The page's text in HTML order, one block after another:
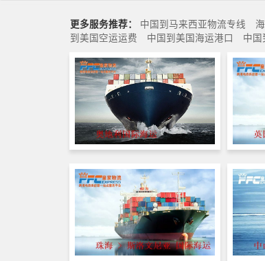
更多服务推荐： 中国到马来西亚物流专线
到美国空运运费
中国到美国海运港口 中国